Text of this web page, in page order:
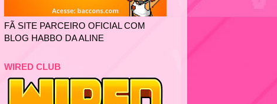
FÃ SITE PARCEIRO OFICIAL COM
BLOG HABBO DA ALINE
WIRED CLUB